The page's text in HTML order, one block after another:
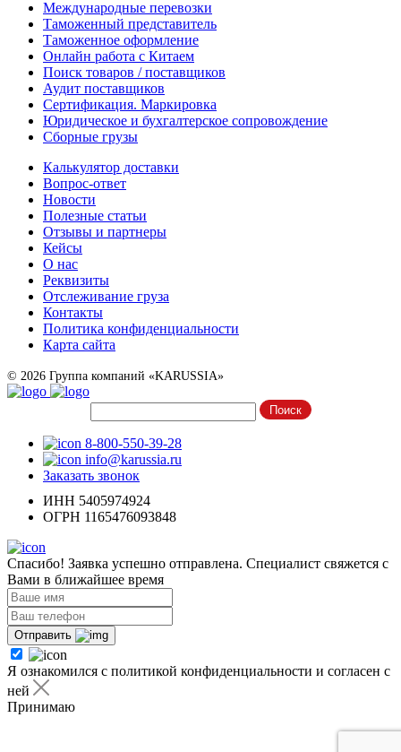
Международные перевозки
Таможенный представитель
Таможенное оформление
Онлайн работа с Китаем
Поиск товаров / поставщиков
Аудит поставщиков
Сертификация. Маркировка
Юридическое и бухгалтерское сопровождение
Сборные грузы
Калькулятор доставки
Вопрос-ответ
Новости
Полезные статьи
Отзывы и партнеры
Кейсы
О нас
Реквизиты
Отслеживание груза
Контакты
Политика конфиденциальности
Карта сайта
© 2026 Группа компаний «KARUSSIA»
8-800-550-39-28
info@karussia.ru
Заказать звонок
ИНН 5405974924
ОГРН 1165476093848
Спасибо! Заявка успешно отправлена. Специалист свяжется с
Вами в ближайшее время
Отправить
Я ознакомился с политикой конфиденциальности и согласен с
ней
Принимаю